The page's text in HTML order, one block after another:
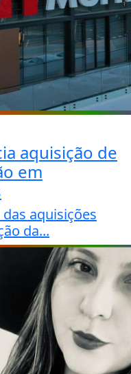
aquisição de
em
aquisições
da...